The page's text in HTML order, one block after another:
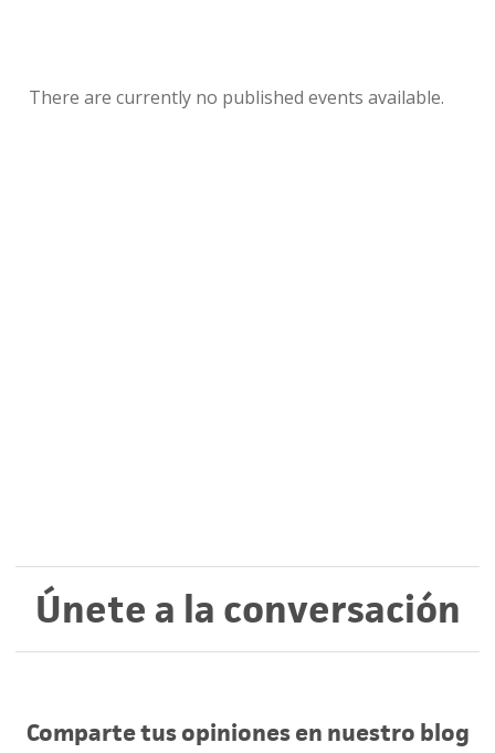
There are currently no published events available.
Únete a la conversación
Comparte tus opiniones en nuestro blog